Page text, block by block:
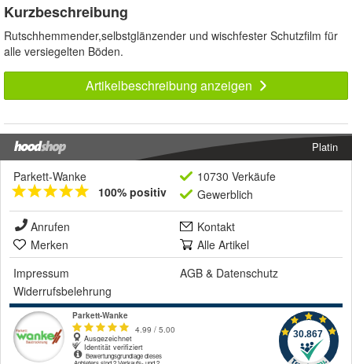
Kurzbeschreibung
Rutschhemmender,selbstglänzender und wischfester Schutzfilm für
alle versiegelten Böden.
Artikelbeschreibung anzeigen
Platin
Parkett-Wanke
100% positiv
10730 Verkäufe
Gewerblich
Anrufen
Kontakt
Merken
Alle Artikel
Impressum
AGB & Datenschutz
Widerrufsbelehrung